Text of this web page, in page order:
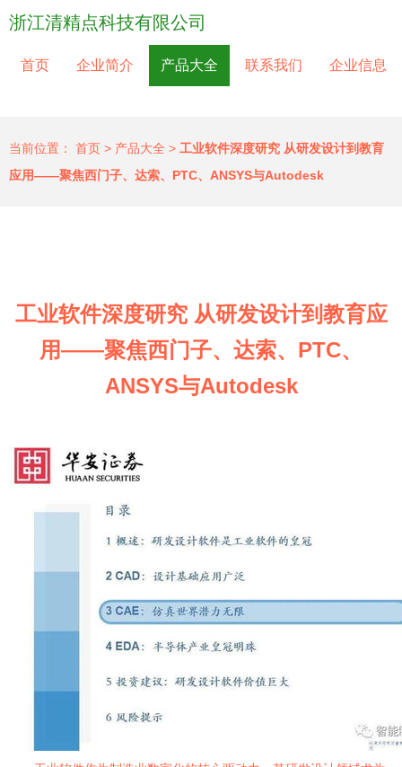
浙江清精点科技有限公司
首页 企业简介 产品大全 联系我们 企业信息
当前位置： 首页 > 产品大全 > 工业软件深度研究 从研发设计到教育
应用——聚焦西门子、达索、PTC、ANSYS与Autodesk
工业软件深度研究 从研发设计到教育应
用——聚焦西门子、达索、PTC、
ANSYS与Autodesk